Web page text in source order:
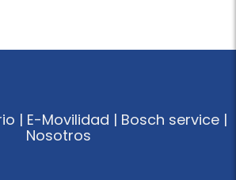
| E-Movilidad | Bosch service |
Nosotros